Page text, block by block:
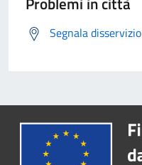
Segnala disservizio